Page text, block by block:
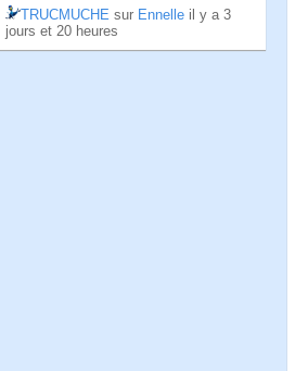
TRUCMUCHE sur Ennelle il y a 3
jours et 20 heures